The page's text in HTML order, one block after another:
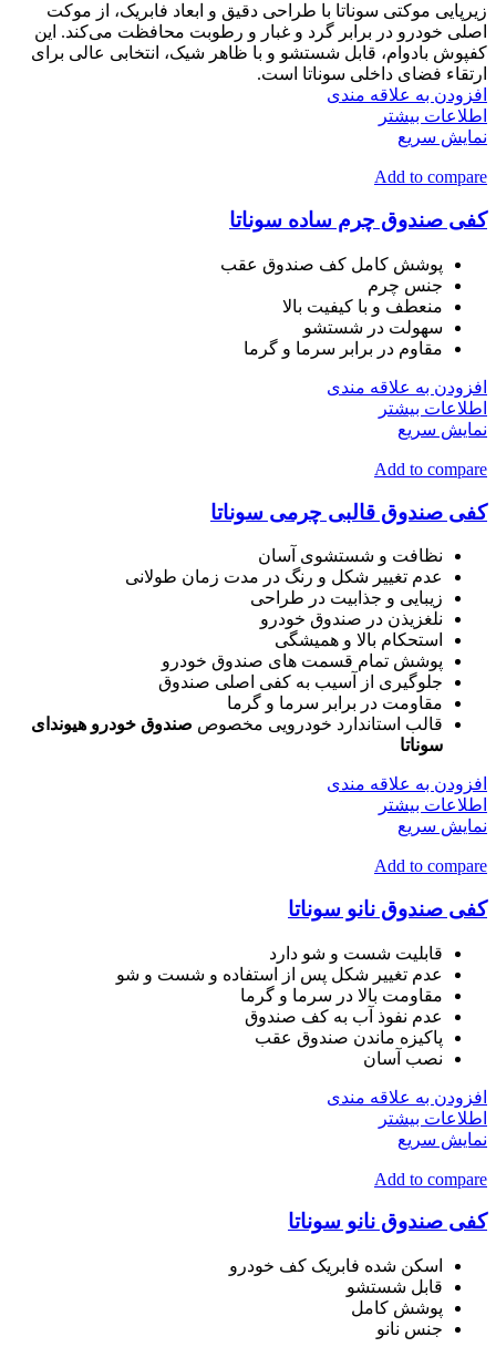
زیرپایی موکتی سوناتا با طراحی دقیق و ابعاد فابریک، از موکت
اصلی خودرو در برابر گرد و غبار و رطوبت محافظت می‌کند. این
کفپوش بادوام، قابل شستشو و با ظاهر شیک، انتخابی عالی برای
ارتقاء فضای داخلی سوناتا است.
افزودن به علاقه مندی
اطلاعات بیشتر
نمایش سریع
Add to compare
کفی صندوق چرم ساده سوناتا
پوشش کامل کف صندوق عقب
جنس چرم
منعطف و با کیفیت بالا
سهولت در شستشو
مقاوم در برابر سرما و گرما
افزودن به علاقه مندی
اطلاعات بیشتر
نمایش سریع
Add to compare
کفی صندوق قالبی چرمی سوناتا
نظافت و شستشوی آسان
عدم تغییر شکل و رنگ در مدت زمان طولانی
زیبایی و جذابیت در طراحی
نلغزیذن در صندوق خودرو
استحکام بالا و همیشگی
پوشش تمام قسمت های صندوق خودرو
جلوگیری از آسیب به کفی اصلی صندوق
مقاومت در برابر سرما و گرما
قالب استاندارد خودرویی مخصوص صندوق خودرو هیوندای
سوناتا
افزودن به علاقه مندی
اطلاعات بیشتر
نمایش سریع
Add to compare
کفی صندوق نانو سوناتا
قابلیت شست و شو دارد
عدم تغییر شکل پس از استفاده و شست و شو
مقاومت بالا در سرما و گرما
عدم نفوذ آب به کف صندوق
پاکیزه ماندن صندوق عقب
نصب آسان
افزودن به علاقه مندی
اطلاعات بیشتر
نمایش سریع
Add to compare
کفی صندوق نانو سوناتا
اسکن شده فابریک کف خودرو
قابل شستشو
پوشش کامل
جنس نانو